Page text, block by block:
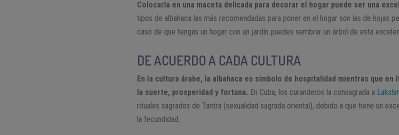
Colocarla en una maceta delicada para decorar el hogar puede ser una
tipos de albahaca las más recomendadas para poner en el hogar son las de hojas
caso de que tengas un hogar con un jardín puedes sembrar un árbol de esta
DE ACUERDO A CADA CULTURA
En la cultura árabe, la albahaca es símbolo de hospitalidad mientras que
la suerte, prosperidad y fortuna. En Cuba, los curanderos la consagrada a
rituales sagrados de Tantra (sexualidad sagrada oriental), debido a que tiene un
la fecundidad.